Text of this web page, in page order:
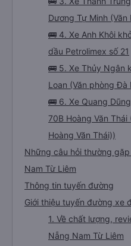
Dương Tự Minh
🚌 4. Xe Anh Khôi
dầu Petrolimex số 21
🚌 5. Xe Thủy Ngân
Loan (Văn phòng
🚌 6. Xe Quang
70B Hoàng Văn
Hoàng Văn Thái))
Những câu hỏi thường
Nam Từ Liêm
Thông tin tuyến đường
Giới thiệu tuyến đường xe
1. Về chất lượng,
Nẵng Nam Từ Liêm